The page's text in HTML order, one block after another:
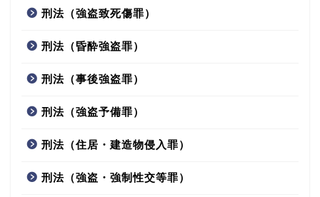
刑法（強盗致死傷罪）
刑法（昏酔強盗罪）
刑法（事後強盗罪）
刑法（強盗予備罪）
刑法（住居・建造物侵入罪）
刑法（強盗・強制性交等罪）